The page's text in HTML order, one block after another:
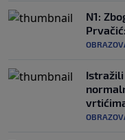
N1:
Istražili